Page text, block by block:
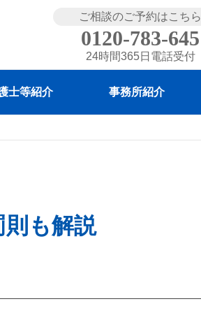
ご相談のご予約はこちら
0120-783-645
24時間365日電話受付
士等紹介 事務所紹介
も解説